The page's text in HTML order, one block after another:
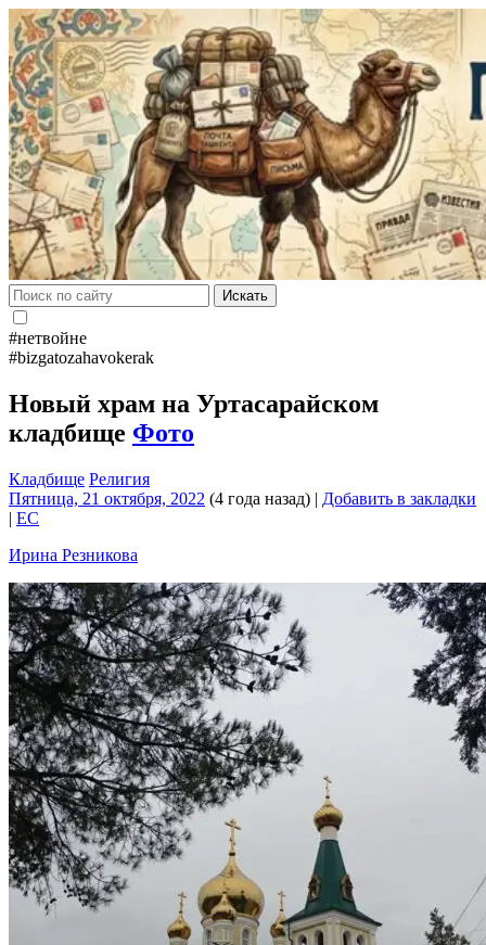
Искать
#нетвойне
#bizgatozahavokerak
Новый храм на Уртасарайском
кладбище Фото
Кладбище Религия
Пятница, 21 октября, 2022 (4 года назад) | Добавить в закладки
| EC
Ирина Резникова